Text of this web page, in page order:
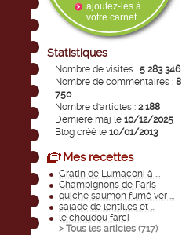
ajoutez-les à
votre carnet
Statistiques
Nombre de visites : 5 283 346
Nombre de commentaires : 8
750
Nombre d'articles : 2 188
Dernière màj le 10/12/2025
Blog créé le 10/01/2013
Mes recettes
Gratin de Lumaconi à ...
Champignons de Paris
quiche saumon fumé ver ...
salade de lentilles et ...
le choudou farci
> Tous les articles (717)